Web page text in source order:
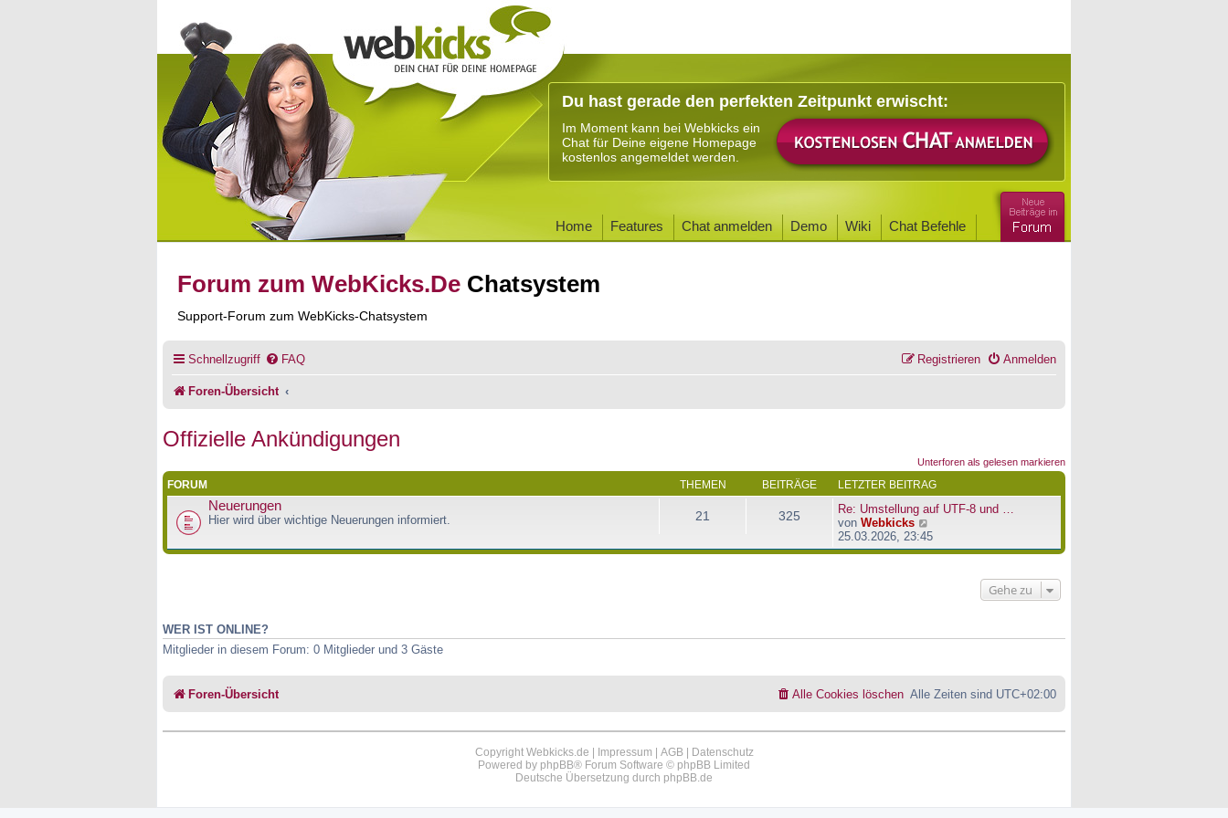
Du hast gerade den perfekten Zeitpunkt erwischt:
Im Moment kann bei Webkicks ein
Chat für Deine eigene Homepage
kostenlos angemeldet werden.
Home Features Chat anmelden Demo Wiki Chat Befehle
Forum zum WebKicks.De Chatsystem
Support-Forum zum WebKicks-Chatsystem
Schnellzugriff FAQ Anmelden
Registrieren
Foren-Übersicht
Offizielle Ankündigungen
Unterforen als gelesen markieren
FORUM THEMEN BEITRÄGE LETZTER BEITRAG
Neuerungen
Hier wird über wichtige Neuerungen informiert. 21 325
Re: Umstellung auf UTF-8 und …
von Webkicks
e
u
a
g
25.03.2026, 23:45
Gehe zu
WER IST ONLINE?
Mitglieder in diesem Forum: 0 Mitglieder und 3 Gäste
Foren-Übersicht Alle Zeiten sind UTC+02:00
Alle Cookies löschen
Copyright Webkicks.de | Impressum | AGB| Datenschutz
Powered by phpBB® Forum Software © phpBB Limited
Deutsche Übersetzung durch phpBB.de